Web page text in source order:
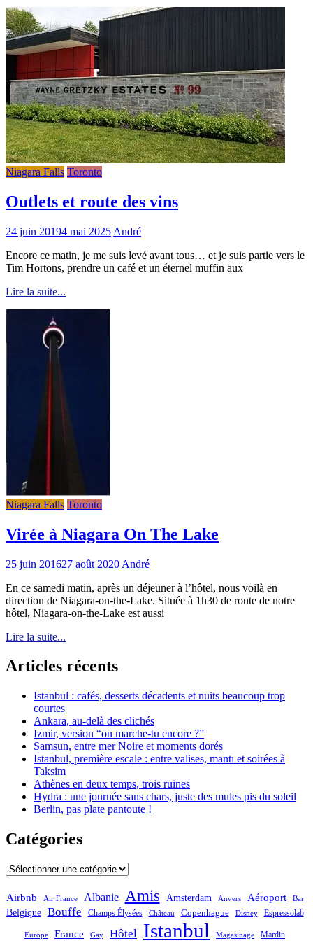
Niagara Falls Toronto
Outlets et route des vins
24 juin 20194 mai 2025 André
Encore ce matin, je me suis levé avant tous… et je suis partie vers le
Tim Hortons, prendre un café et un éternel muffin aux
Lire la suite...
Niagara Falls Toronto
Virée à Niagara On The Lake
25 juin 201627 août 2020 André
En ce samedi matin, après un déjeuner à l’hôtel, nous voilà en
direction de Niagara-on-the-Lake. Située à 1h30 de route de notre
hôtel, Niagara-on-the-Lake est aussi
Lire la suite...
Articles récents
Istanbul : cafés, desserts décadents et nuits beaucoup trop
courtes
Ankara, au-delà des clichés
Izmir, version “on marche-tu encore ?”
Samsun, entre mer Noire et moments dorés
Istanbul, première escale : entre valises, mantı et soirées à
Taksim
Athènes en deux temps, trois ruines
Hydra : une journée sans chars, juste des mules pis du soleil
Berlin, pas plate pantoute !
Catégories
Catégories
Airbnb Air France Albanie Amis Amsterdam Anvers Aéroport Bar
Belgique Bouffe Champs Élysées Château Copenhague Disney Espressolab
Europe France Gay Hôtel Istanbul Magasinage Mardin